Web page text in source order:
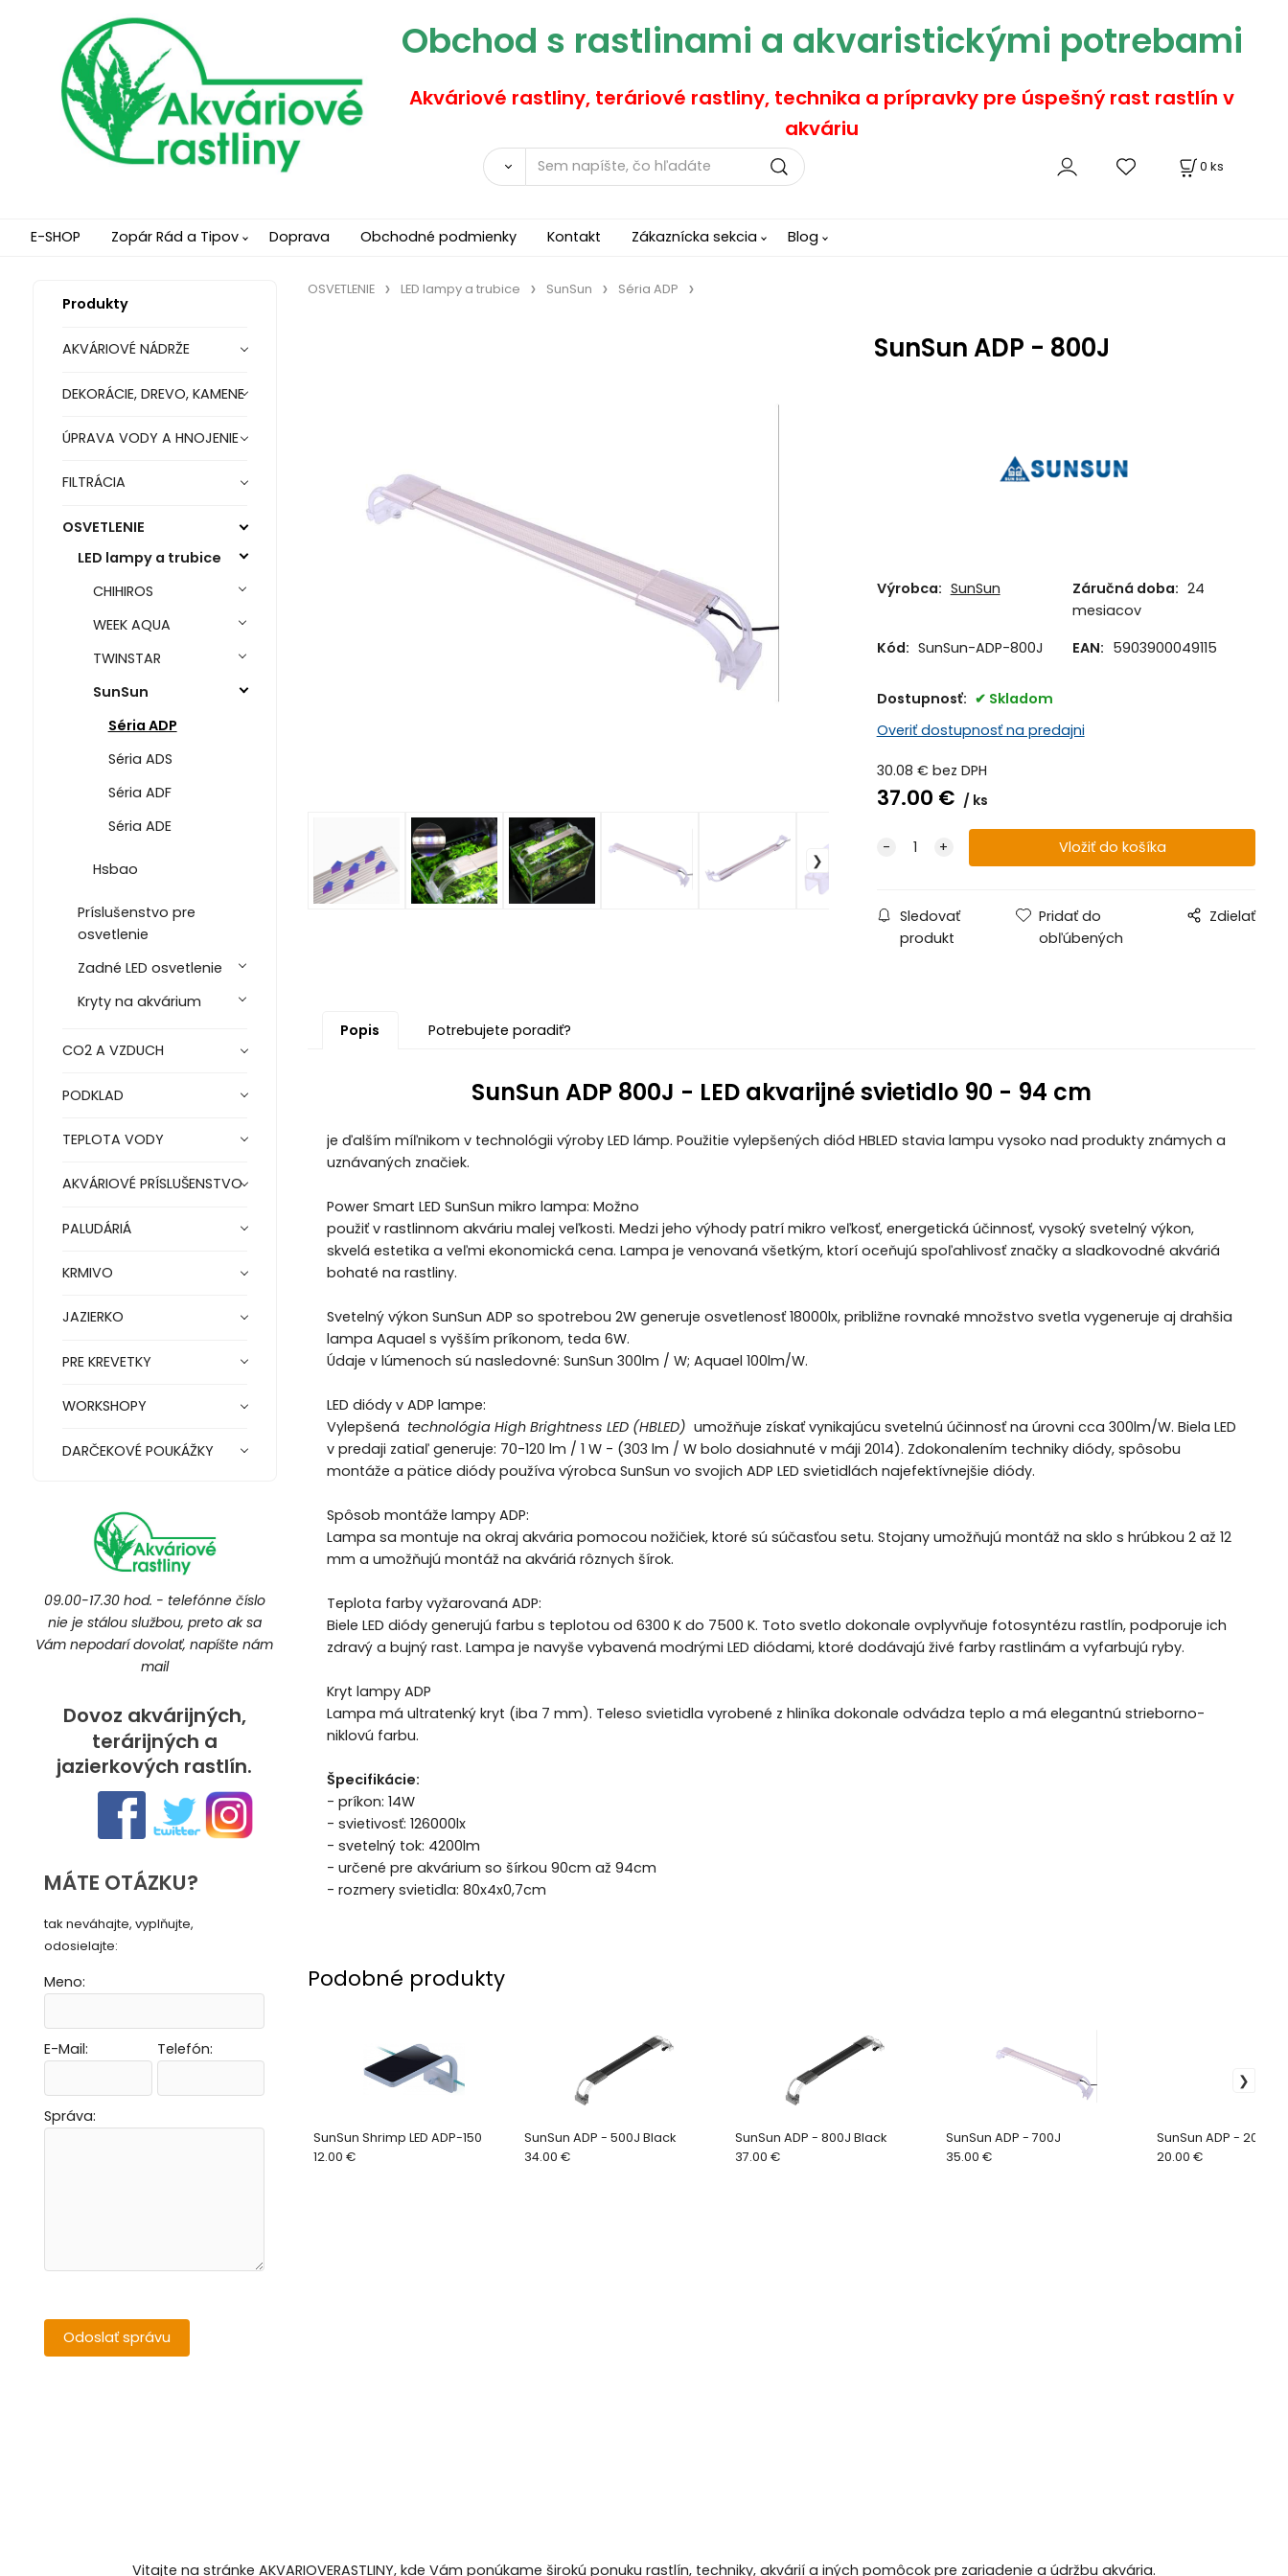
Obchod s rastlinami a akvaristickými potrebami
Akváriové rastliny, teráriové rastliny, technika a prípravky pre úspešný rast rastlín v
akváriu
0 ks
E-SHOP Zopár Rád a Tipov Doprava Obchodné podmienky Kontakt Zákaznícka sekcia Blog
Produkty
AKVÁRIOVÉ NÁDRŽE
DEKORÁCIE, DREVO, KAMENE
ÚPRAVA VODY A HNOJENIE
FILTRÁCIA
OSVETLENIE
LED lampy a trubice
CHIHIROS
WEEK AQUA
TWINSTAR
SunSun
Séria ADP
Séria ADS
Séria ADF
Séria ADE
Hsbao
Príslušenstvo pre
osvetlenie
Zadné LED osvetlenie
Kryty na akvárium
CO2 A VZDUCH
PODKLAD
TEPLOTA VODY
AKVÁRIOVÉ PRÍSLUŠENSTVO
PALUDÁRIÁ
KRMIVO
JAZIERKO
PRE KREVETKY
WORKSHOPY
DARČEKOVÉ POUKÁŽKY
09.00-17.30 hod. - telefónne číslo
nie je stálou službou, preto ak sa
Vám nepodarí dovolať, napíšte nám
mail
Dovoz akvárijných,
terárijných a
jazierkových rastlín.
MÁTE OTÁZKU?
tak neváhajte, vyplňujte,
odosielajte:
Meno:
E-Mail:
Vytvoriť novú e-mailovú masku
Vytvoriť novú e-mailovú masku
Vytvoriť novú e-mailovú masku
Vytvoriť novú e-mailovú masku
Telefón:
Správa:
OSVETLENIE LED lampy a trubice SunSun Séria ADP
SunSun ADP - 800J
Výrobca: SunSun Záručná doba: 24
mesiacov
Kód: SunSun-ADP-800J EAN: 5903900049115
Dostupnosť:
Skladom
Overiť dostupnosť na predajni
30.08 € bez DPH
37.00 € ks
Sledovať
produkt
Pridať do
obľúbených
Zdielať
Popis Potrebujete poradiť?
SunSun ADP 800J - LED akvarijné svietidlo 90 - 94 cm
je ďalším míľnikom v technológii výroby LED lámp. Použitie vylepšených diód HBLED stavia lampu vysoko nad produkty známych a
uznávaných značiek.
Power Smart LED SunSun mikro lampa: Možno
použiť v rastlinnom akváriu malej veľkosti. Medzi jeho výhody patrí mikro veľkosť, energetická účinnosť, vysoký svetelný výkon,
skvelá estetika a veľmi ekonomická cena. Lampa je venovaná všetkým, ktorí oceňujú spoľahlivosť značky a sladkovodné akváriá
bohaté na rastliny.
Svetelný výkon SunSun ADP so spotrebou 2W generuje osvetlenosť 18000lx, približne rovnaké množstvo svetla vygeneruje aj drahšia
lampa Aquael s vyšším príkonom, teda 6W.
Údaje v lúmenoch sú nasledovné: SunSun 300lm / W; Aquael 100lm/W.
LED diódy v ADP lampe:
Vylepšená technológia High Brightness LED (HBLED) umožňuje získať vynikajúcu svetelnú účinnosť na úrovni cca 300lm/W. Biela LED
v predaji zatiaľ generuje: 70-120 lm / 1 W - (303 lm / W bolo dosiahnuté v máji 2014). Zdokonalením techniky diódy, spôsobu
montáže a pätice diódy používa výrobca SunSun vo svojich ADP LED svietidlách najefektívnejšie diódy.
Spôsob montáže lampy ADP:
Lampa sa montuje na okraj akvária pomocou nožičiek, ktoré sú súčasťou setu. Stojany umožňujú montáž na sklo s hrúbkou 2 až 12
mm a umožňujú montáž na akváriá rôznych šírok.
Teplota farby vyžarovaná ADP:
Biele LED diódy generujú farbu s teplotou od 6300 K do 7500 K. Toto svetlo dokonale ovplyvňuje fotosyntézu rastlín, podporuje ich
zdravý a bujný rast. Lampa je navyše vybavená modrými LED diódami, ktoré dodávajú živé farby rastlinám a vyfarbujú ryby.
Kryt lampy ADP
Lampa má ultratenký kryt (iba 7 mm). Teleso svietidla vyrobené z hliníka dokonale odvádza teplo a má elegantnú strieborno-
niklovú farbu.
Špecifikácie:
- príkon: 14W
- svietivosť: 126000lx
- svetelný tok: 4200lm
- určené pre akvárium so šírkou 90cm až 94cm
- rozmery svietidla: 80x4x0,7cm
Podobné produkty
SunSun Shrimp LED ADP-150
12.00 €
SunSun ADP - 500J Black
34.00 €
SunSun ADP - 800J Black
37.00 €
SunSun ADP - 700J
35.00 €
SunSun ADP - 200J
20.00 €
Vitajte na stránke AKVARIOVERASTLINY, kde Vám ponúkame širokú ponuku rastlín, techniky, akvárií a iných pomôcok pre zariadenie a údržbu akvária.